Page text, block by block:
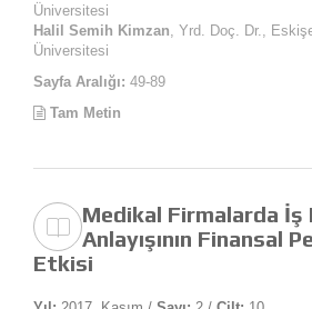
Üniversitesi
Halil Semih Kimzan , Yrd. Doç. Dr.,
Üniversitesi
Sayfa Aralığı: 49-89
Tam Metin
Medikal Firmalarda İş
Anlayışının Finansal
Etkisi